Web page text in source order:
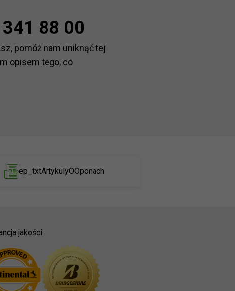
88 00
pomóż nam uniknąć tej
opisem tego, co
ep_txtArtykulyOOponach
jakości